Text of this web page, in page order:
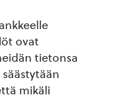
ovat
tietonsa
mikäli